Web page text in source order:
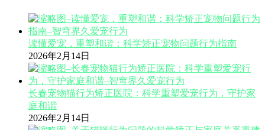
读懂爱宠，重塑和谐：科学矫正宠物问题行为指南
2026年2月14日
长春宠物猫行为矫正医院：科学重塑爱宠行为，守护家
庭和谐
2026年2月14日